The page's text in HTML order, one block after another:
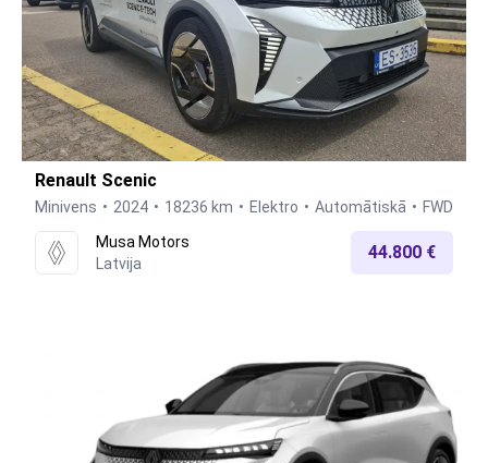
Renault Scenic
Minivens 2024 18236 km Elektro Automātiskā
FWD
Musa Motors
Latvija
44.800 €